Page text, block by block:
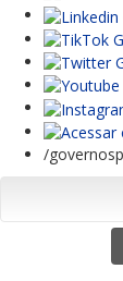
/governosp